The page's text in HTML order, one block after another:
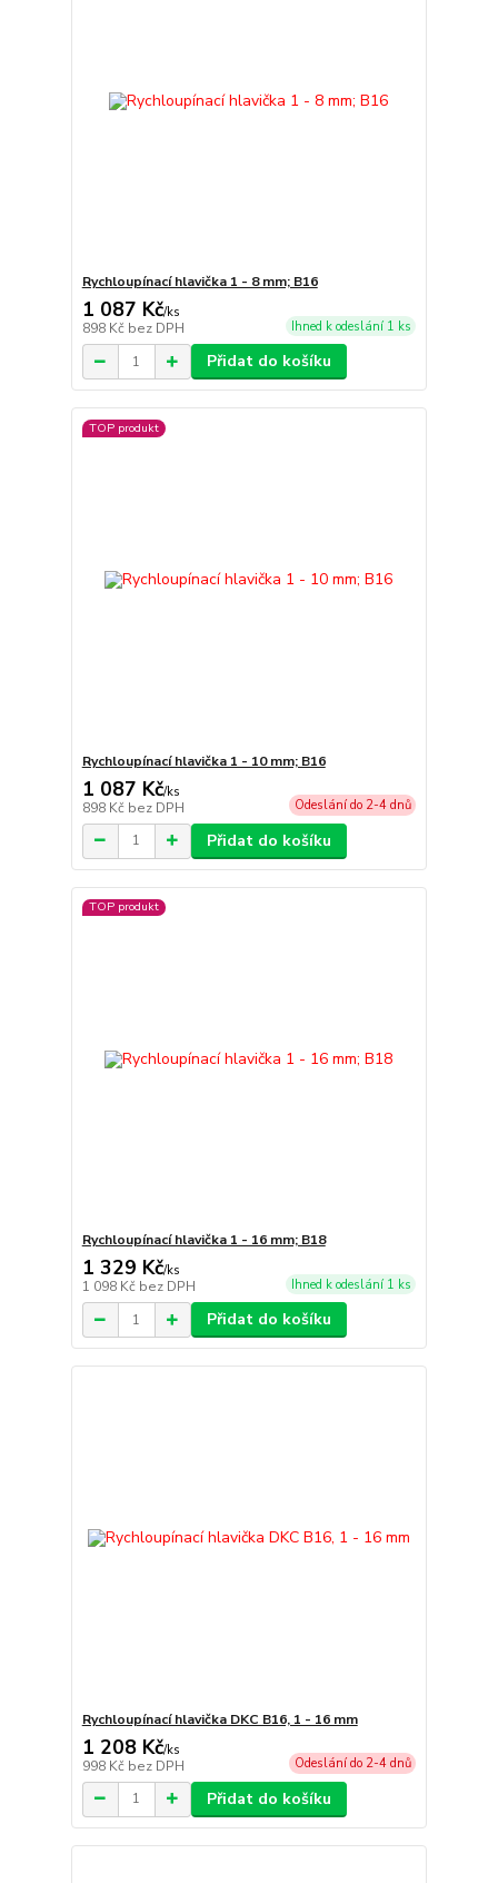
Rychloupínací hlavička 1 - 8 mm; B16
1 087 Kč/ks
898 Kč bez DPH Ihned k odeslání 1 ks
Přidat do košíku
TOP produkt
Rychloupínací hlavička 1 - 10 mm; B16
1 087 Kč/ks
898 Kč bez DPH Odeslání do 2-4 dnů
Přidat do košíku
TOP produkt
Rychloupínací hlavička 1 - 16 mm; B18
1 329 Kč/ks
1 098 Kč bez DPH Ihned k odeslání 1 ks
Přidat do košíku
Rychloupínací hlavička DKC B16, 1 - 16 mm
1 208 Kč/ks
998 Kč bez DPH Odeslání do 2-4 dnů
Přidat do košíku